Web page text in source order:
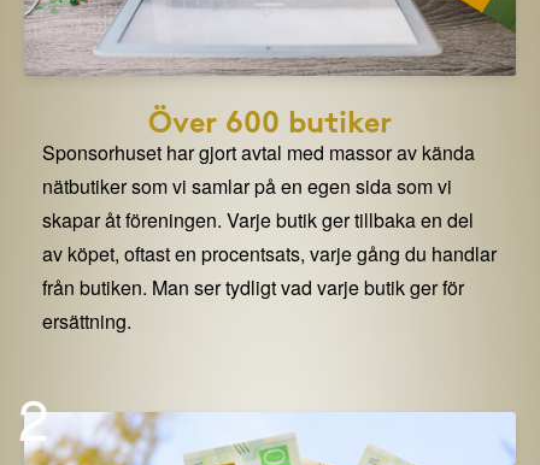
Över 600 butiker
Sponsorhuset har gjort avtal med massor av kända
nätbutiker som vi samlar på en egen sida som vi
skapar åt föreningen. Varje butik ger tillbaka en del
av köpet, oftast en procentsats, varje gång du handlar
från butiken. Man ser tydligt vad varje butik ger för
ersättning.
2